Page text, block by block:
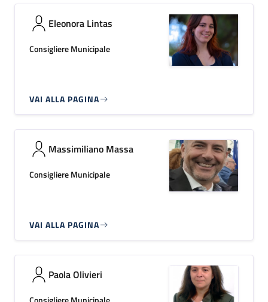
Eleonora Lintas
Consigliere Municipale
VAI ALLA PAGINA
Massimiliano Massa
Consigliere Municipale
VAI ALLA PAGINA
Paola Olivieri